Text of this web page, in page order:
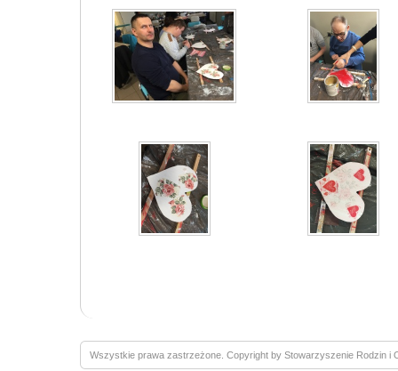
Wszystkie prawa zastrzeżone. Copyright by Stowarzyszenie Rodzin i